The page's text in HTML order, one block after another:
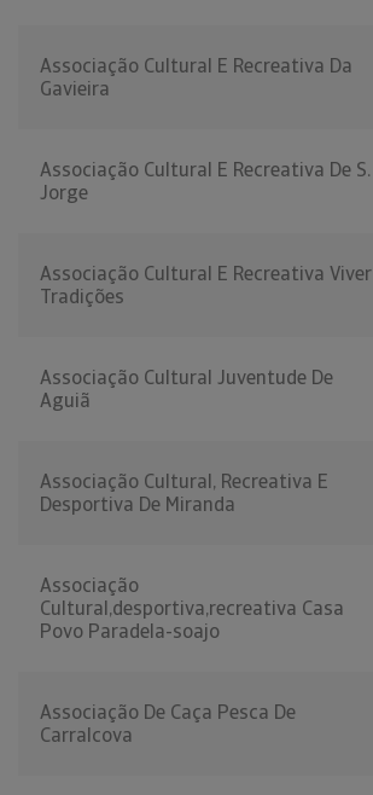
Associação Cultural E Recreativa Da
Gavieira
Associação Cultural E Recreativa De S.
Jorge
Associação Cultural E Recreativa Viver
Tradições
Associação Cultural Juventude De
Aguiã
Associação Cultural, Recreativa E
Desportiva De Miranda
Associação
Cultural,desportiva,recreativa Casa
Povo Paradela-soajo
Associação De Caça Pesca De
Carralcova